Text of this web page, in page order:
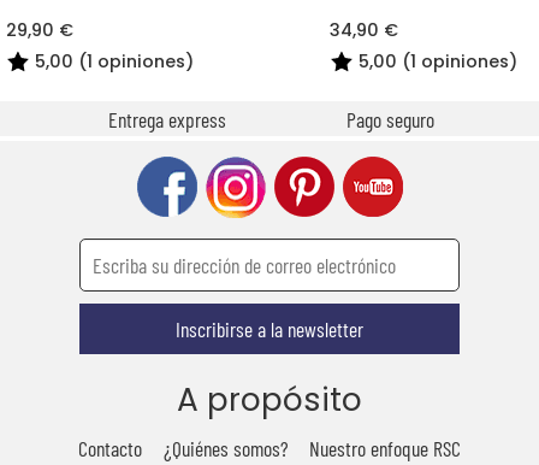
29,90 €
5,00 (1 opiniones)
34,90 €
5,00 (1 opiniones)
Entrega express Pago seguro
Inscribirse a la newsletter
A propósito
Contacto ¿Quiénes somos?
Nuestro enfoque RSC